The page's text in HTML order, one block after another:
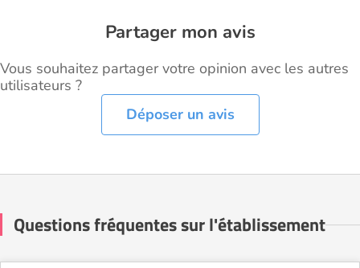
Partager mon avis
Vous souhaitez partager votre opinion avec les autres
utilisateurs ?
Déposer un avis
Questions fréquentes sur l'établissement